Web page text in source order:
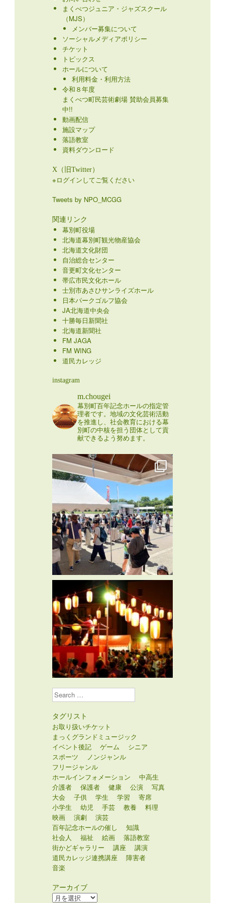
まくべつジュニア・ジャズスクール
（MJS）
メンバー募集について
ソーシャルメディアポリシー
チケット
トピックス
ホールについて
利用料金・利用方法
令和８年度
まくべつ町民芸術劇場 賛助会員募集
中!!
動画配信
施設マップ
落語教室
資料ダウンロード
X（旧Twitter）
※ログインしてご覧ください
Tweets by NPO_MCGG
関連リンク
幕別町役場
北海道幕別町観光物産協会
北海道文化財団
自治総合センター
音更町文化センター
帯広市民文化ホール
士別市あさひサンライズホール
日本パークゴルフ協会
JA北海道中央会
十勝毎日新聞社
北海道新聞社
FM JAGA
FM WING
道民カレッジ
instagram
m.chougei
幕別町百年記念ホールの指定管
理者です。地域の文化芸術活動
を推進し、社会教育における幕
別町の中核を担う団体として貢
献できるよう努めます。
Search
タグリスト
お取り扱いチケット
まっくグランドミュージック
イベント後記
ゲーム
シニア
スポーツ
ノンジャンル
フリージャンル
ホールインフォメーション
中高生
介護者
保護者 健康 公演
写真
大会
子供 学生 学習
寄席
小学生
幼児 手芸 教養
料理
映画
演劇
演芸
百年記念ホールの催し
知識
社会人
福祉 絵画
落語教室
街かどギャラリー
講座
講演
道民カレッジ連携講座
障害者
音楽
アーカイブ
ア